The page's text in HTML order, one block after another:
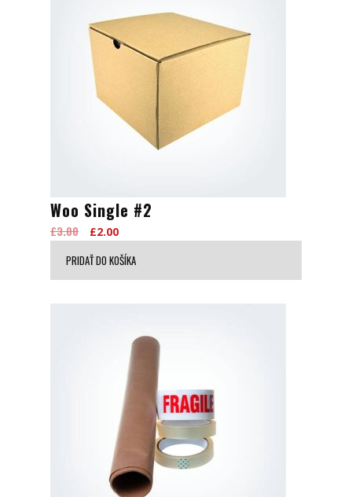
Woo Single #2
£3.00
Original
was:
£3.00.
£2.00Current
is:
£2.00.
PRIDAŤ DO KOŠÍKA